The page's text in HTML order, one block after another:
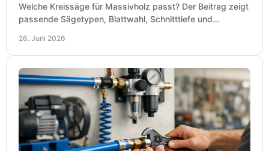
Welche Kreissäge für Massivholz passt? Der Beitrag zeigt
passende Sägetypen, Blattwahl, Schnitttiefe und
26. Juni 2026